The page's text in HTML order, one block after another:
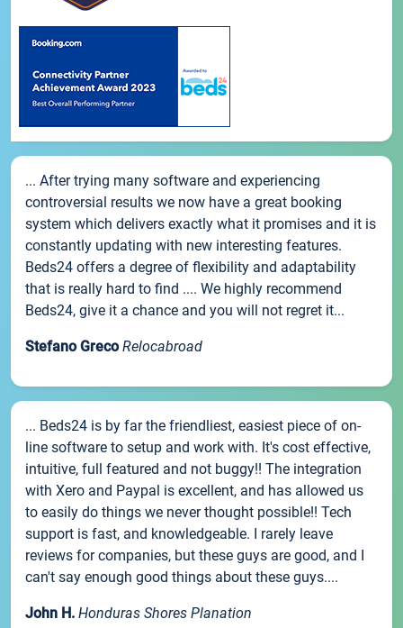
... After trying many software and experiencing
controversial results we now have a great booking
system which delivers exactly what it promises and it is
constantly updating with new interesting features.
Beds24 offers a degree of flexibility and adaptability
that is really hard to find .... We highly recommend
Beds24, give it a chance and you will not regret it...
Stefano Greco Relocabroad
... Beds24 is by far the friendliest, easiest piece of on-
line software to setup and work with. It's cost effective,
intuitive, full featured and not buggy!! The integration
with Xero and Paypal is excellent, and has allowed us
to easily do things we never thought possible!! Tech
support is fast, and knowledgeable. I rarely leave
reviews for companies, but these guys are good, and I
can't say enough good things about these guys....
John H. Honduras Shores Planation